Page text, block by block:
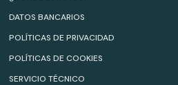
DATOS BANCARIOS
POLÍTICAS DE PRIVACIDAD
POLÍTICAS DE COOKIES
SERVICIO TÉCNICO